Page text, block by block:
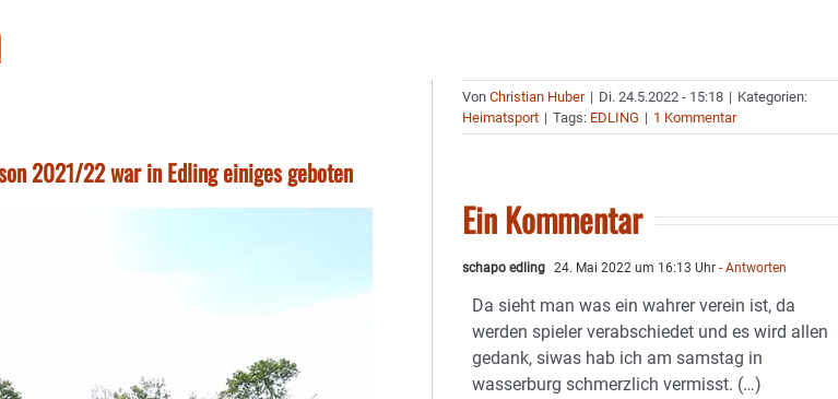
2021/22 war in Edling einiges geboten
VonChristian Huber | Di. 24.5.2022 - 15:18 | Kategorien:
Heimatsport | Tags: EDLING | 1 Kommentar
Ein Kommentar
schapo edling 24. Mai 2022 um 16:13 Uhr - Antworten
Da sieht man was ein wahrer verein ist, da
werden spieler verabschiedet und es wird allen
gedank, siwas hab ich am samstag in
wasserburg schmerzlich vermisst. (…)